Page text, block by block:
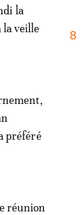
la
la veille
préféré
réunion
8